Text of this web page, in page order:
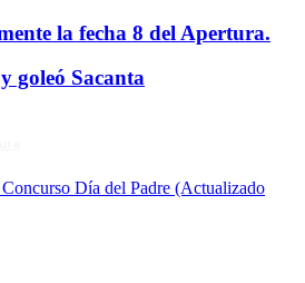
la fecha 8 del Apertura.
goleó Sacanta